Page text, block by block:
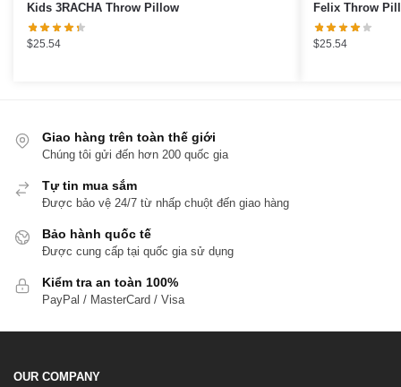
Kids 3RACHA Throw Pillow
$25.54
Felix Throw
$25.54
Giao hàng trên toàn thế giới
Chúng tôi gửi đến hơn 200 quốc gia
Tự tin mua sắm
Được bảo vệ 24/7 từ nhấp chuột đến giao hàng
Bảo hành quốc tế
Được cung cấp tại quốc gia sử dụng
Kiểm tra an toàn 100%
PayPal / MasterCard / Visa
OUR COMPANY